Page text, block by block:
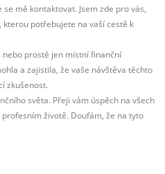
mě kontaktovat. Jsem zde pro vás,
potřebujete na vaší cestě k
prostě jen místní finanční
a zajistila, že vaše návštěva těchto
zkušenost.
světa. Přeji vám úspěch na všech
životě. Doufám, že na tyto